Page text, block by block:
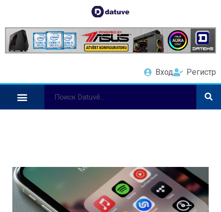
Вход Регистр